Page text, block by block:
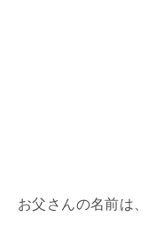
お父さんの名前は、